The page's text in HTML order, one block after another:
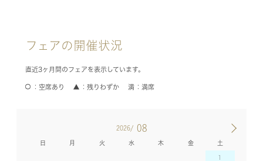
フェアの開催状況
直近3ヶ月間のフェアを表示しています。
空席あり 残りわずか 満席
2026/ 08
日 月 火 水 木 金 土
1